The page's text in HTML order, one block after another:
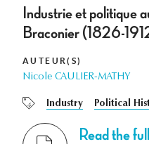
Industrie et politique
Braconier (1826-
AUTEUR(S)
Nicole CAULIER-MATHY
Industry Political
Read the